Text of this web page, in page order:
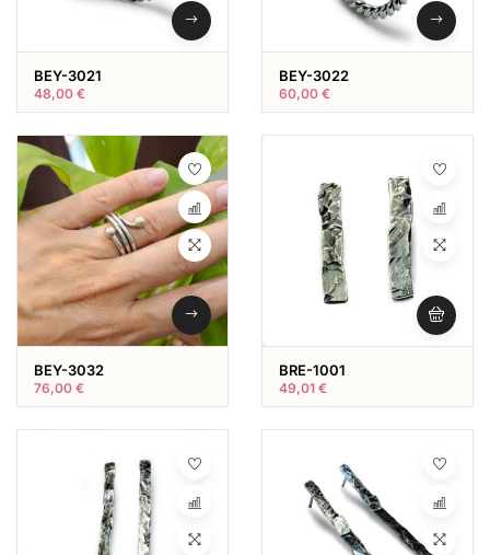
BEY-3021
48,00 €
BEY-3022
60,00 €
BEY-3032
76,00 €
BRE-1001
49,01 €